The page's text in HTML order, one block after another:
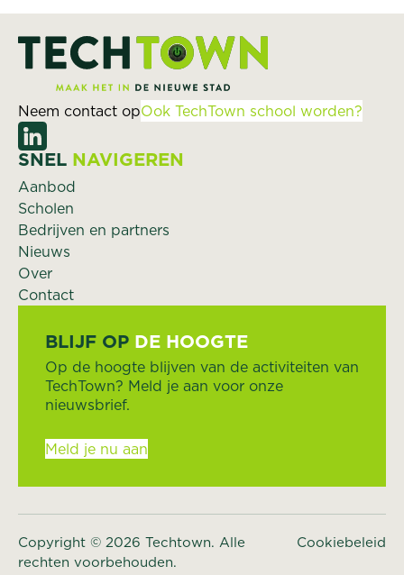
Neem contact opOok TechTown school worden?
SNEL NAVIGEREN
Aanbod
Scholen
Bedrijven en partners
Nieuws
Over
Contact
BLIJF OP DE HOOGTE
Op de hoogte blijven van de activiteiten van
TechTown? Meld je aan voor onze
nieuwsbrief.
Meld je nu aan
Copyright © 2026 Techtown. Alle
rechten voorbehouden.
Cookiebeleid